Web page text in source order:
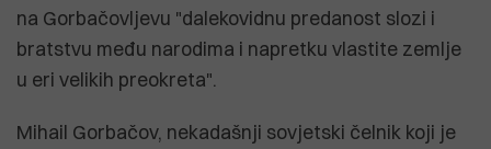
na Gorbačovljevu "dalekovidnu predanost slozi i
bratstvu među narodima i napretku vlastite zemlje
u eri velikih preokreta".
Mihail Gorbačov, nekadašnji sovjetski čelnik koji je